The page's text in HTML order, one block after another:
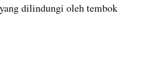
dilindungi oleh tembok